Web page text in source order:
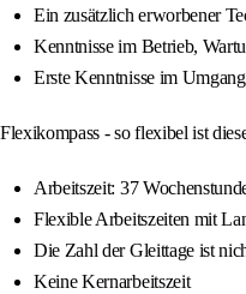
Ein zusätzlich erworbener
Kenntnisse im Betrieb,
Erste Kenntnisse im
Flexikompass - so flexibel ist
Arbeitszeit: 37
Flexible Arbeitszeiten mit
Die Zahl der Gleittage ist
Keine Kernarbeitszeit